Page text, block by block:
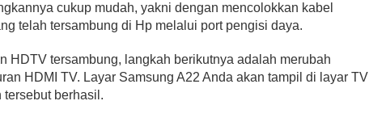
cukup mudah, yakni dengan mencolokkan kabel
telah tersambung di Hp melalui port pengisi daya.
HDTV tersambung, langkah berikutnya adalah merubah
HDMI TV. Layar Samsung A22 Anda akan tampil di layar TV
berhasil.